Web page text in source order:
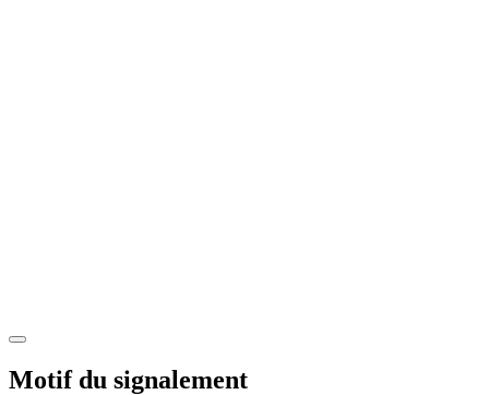
Motif du signalement